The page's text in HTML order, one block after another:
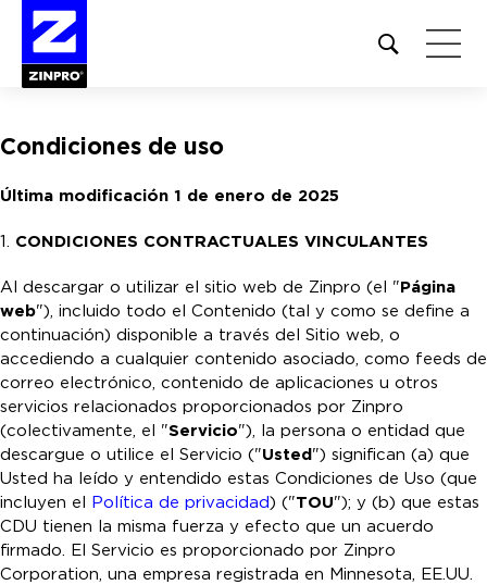
Open
site
Condiciones de uso
Última modificación 1 de enero de 2025
1. CONDICIONES CONTRACTUALES VINCULANTES
Al descargar o utilizar el sitio web de Zinpro (el "Página
web"), incluido todo el Contenido (tal y como se define a
continuación) disponible a través del Sitio web, o
accediendo a cualquier contenido asociado, como feeds de
correo electrónico, contenido de aplicaciones u otros
servicios relacionados proporcionados por Zinpro
(colectivamente, el "Servicio"), la persona o entidad que
descargue o utilice el Servicio ("Usted") significan (a) que
Usted ha leído y entendido estas Condiciones de Uso (que
incluyen el Política de privacidad) ("TOU"); y (b) que estas
CDU tienen la misma fuerza y efecto que un acuerdo
firmado. El Servicio es proporcionado por Zinpro
Corporation, una empresa registrada en Minnesota, EE.UU.